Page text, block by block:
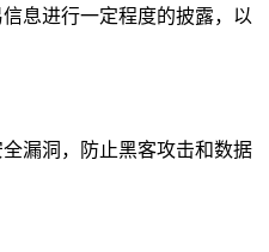
息进行一定程度的披露，以
漏洞，防止黑客攻击和数据